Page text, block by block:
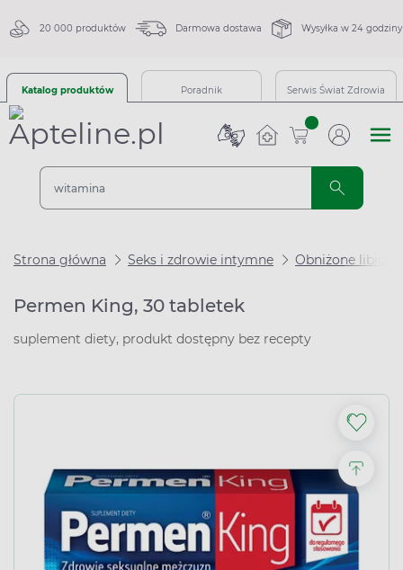
20 000 produktów Darmowa dostawa Wysyłka w 24 godziny
Katalog produktów Poradnik Serwis Świat Zdrowia
sztuk
Strona główna Seks i zdrowie intymne Obniżone libido
Permen King, 30 tabletek
suplement diety, produkt dostępny bez recepty